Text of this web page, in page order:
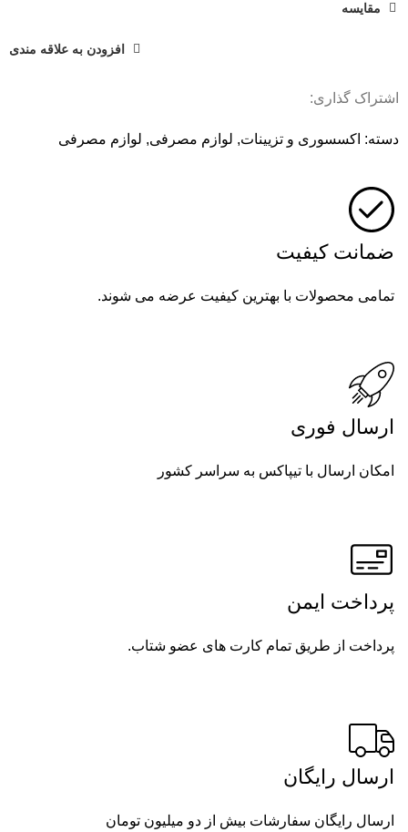
مقایسه
افزودن به علاقه مندی
اشتراک گذاری:
دسته: اکسسوری و تزیینات, لوازم مصرفی, لوازم مصرفی
ضمانت کیفیت
تمامی محصولات با بهترین کیفیت عرضه می شوند.
ارسال فوری
امکان ارسال با تیپاکس به سراسر کشور
پرداخت ایمن
پرداخت از طریق تمام کارت های عضو شتاب.
ارسال رایگان
ارسال رایگان سفارشات بیش از دو میلیون تومان